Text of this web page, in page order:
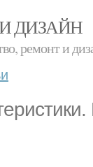
ДИЗАЙН
ремонт и